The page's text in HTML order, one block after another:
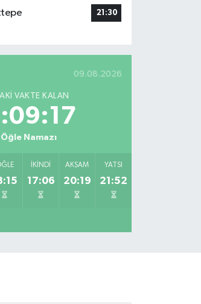
21:30
09.08.2026
VAKTE KALAN
Öğle Namazı
İKINDI
17:06
AKŞAM
20:19
YATSI
21:52